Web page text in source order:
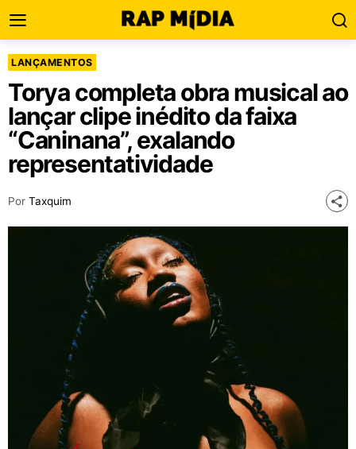
LANÇAMENTOS
Torya completa obra musical ao
lançar clipe inédito da faixa
“Caninana”, exalando
representatividade
Por Taxquim